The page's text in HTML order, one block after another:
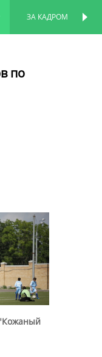
ЗА КАДРОМ
по
ПЕРСОНАЛЬНАЯ